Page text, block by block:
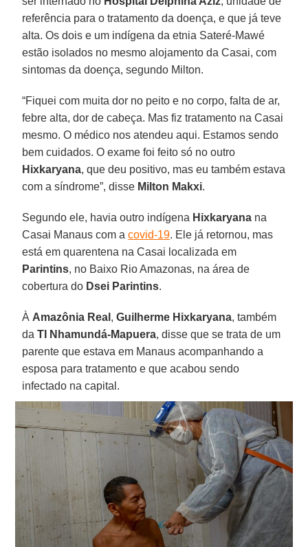
referência para o tratamento da doença, e que já teve
alta. Os dois e um indígena da etnia Sateré-Mawé
estão isolados no mesmo alojamento da Casai, com
sintomas da doença, segundo Milton.
“Fiquei com muita dor no peito e no corpo, falta de ar,
febre alta, dor de cabeça. Mas fiz tratamento na Casai
mesmo. O médico nos atendeu aqui. Estamos sendo
bem cuidados. O exame foi feito só no outro
Hixkaryana, que deu positivo, mas eu também estava
com a síndrome”, disse Milton Makxi.
Segundo ele, havia outro indígena Hixkaryana na
Casai Manaus com acovid-19. Ele já retornou, mas
está em quarentena na Casai localizada em
Parintins, no Baixo Rio Amazonas, na área de
cobertura do Dsei Parintins.
À Amazônia Real ,Guilherme Hixkaryana, também
daTI Nhamundá-Mapuera, disse que se trata de um
parente que estava em Manaus acompanhando a
esposa para tratamento e que acabou sendo
infectado na capital.